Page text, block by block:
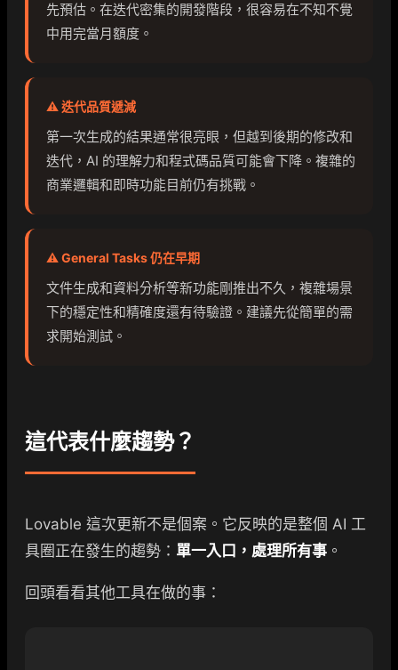
先預估。在迭代密集的開發階段，很容易在不知不覺
中用完當月額度。
⚠️ 迭代品質遞減
第一次生成的結果通常很亮眼，但越到後期的修改和
迭代，AI 的理解力和程式碼品質可能會下降。複雜的
商業邏輯和即時功能目前仍有挑戰。
⚠️ General Tasks 仍在早期
文件生成和資料分析等新功能剛推出不久，複雜場景
下的穩定性和精確度還有待驗證。建議先從簡單的需
求開始測試。
這代表什麼趨勢？
Lovable 這次更新不是個案。它反映的是整個 AI 工
具圈正在發生的趨勢： 單一入口，處理所有事 。
回頭看看其他工具在做的事：